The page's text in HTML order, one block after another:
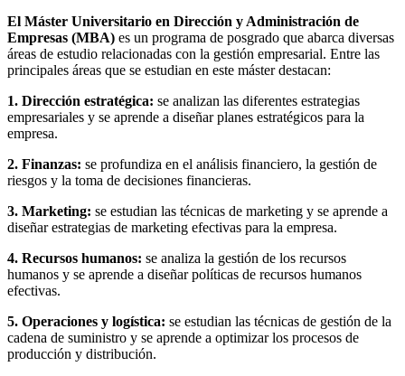
El Máster Universitario en Dirección y Administración de
Empresas (MBA) es un programa de posgrado que abarca diversas
áreas de estudio relacionadas con la gestión empresarial. Entre las
principales áreas que se estudian en este máster destacan:
1. Dirección estratégica: se analizan las diferentes estrategias
empresariales y se aprende a diseñar planes estratégicos para la
empresa.
2. Finanzas: se profundiza en el análisis financiero, la gestión de
riesgos y la toma de decisiones financieras.
3. Marketing: se estudian las técnicas de marketing y se aprende a
diseñar estrategias de marketing efectivas para la empresa.
4. Recursos humanos: se analiza la gestión de los recursos
humanos y se aprende a diseñar políticas de recursos humanos
efectivas.
5. Operaciones y logística: se estudian las técnicas de gestión de la
cadena de suministro y se aprende a optimizar los procesos de
producción y distribución.